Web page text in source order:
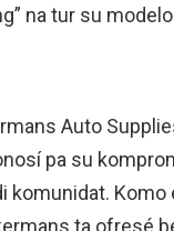
na tur su
Auto
pa su
komunidat. Komo
ta ofresé